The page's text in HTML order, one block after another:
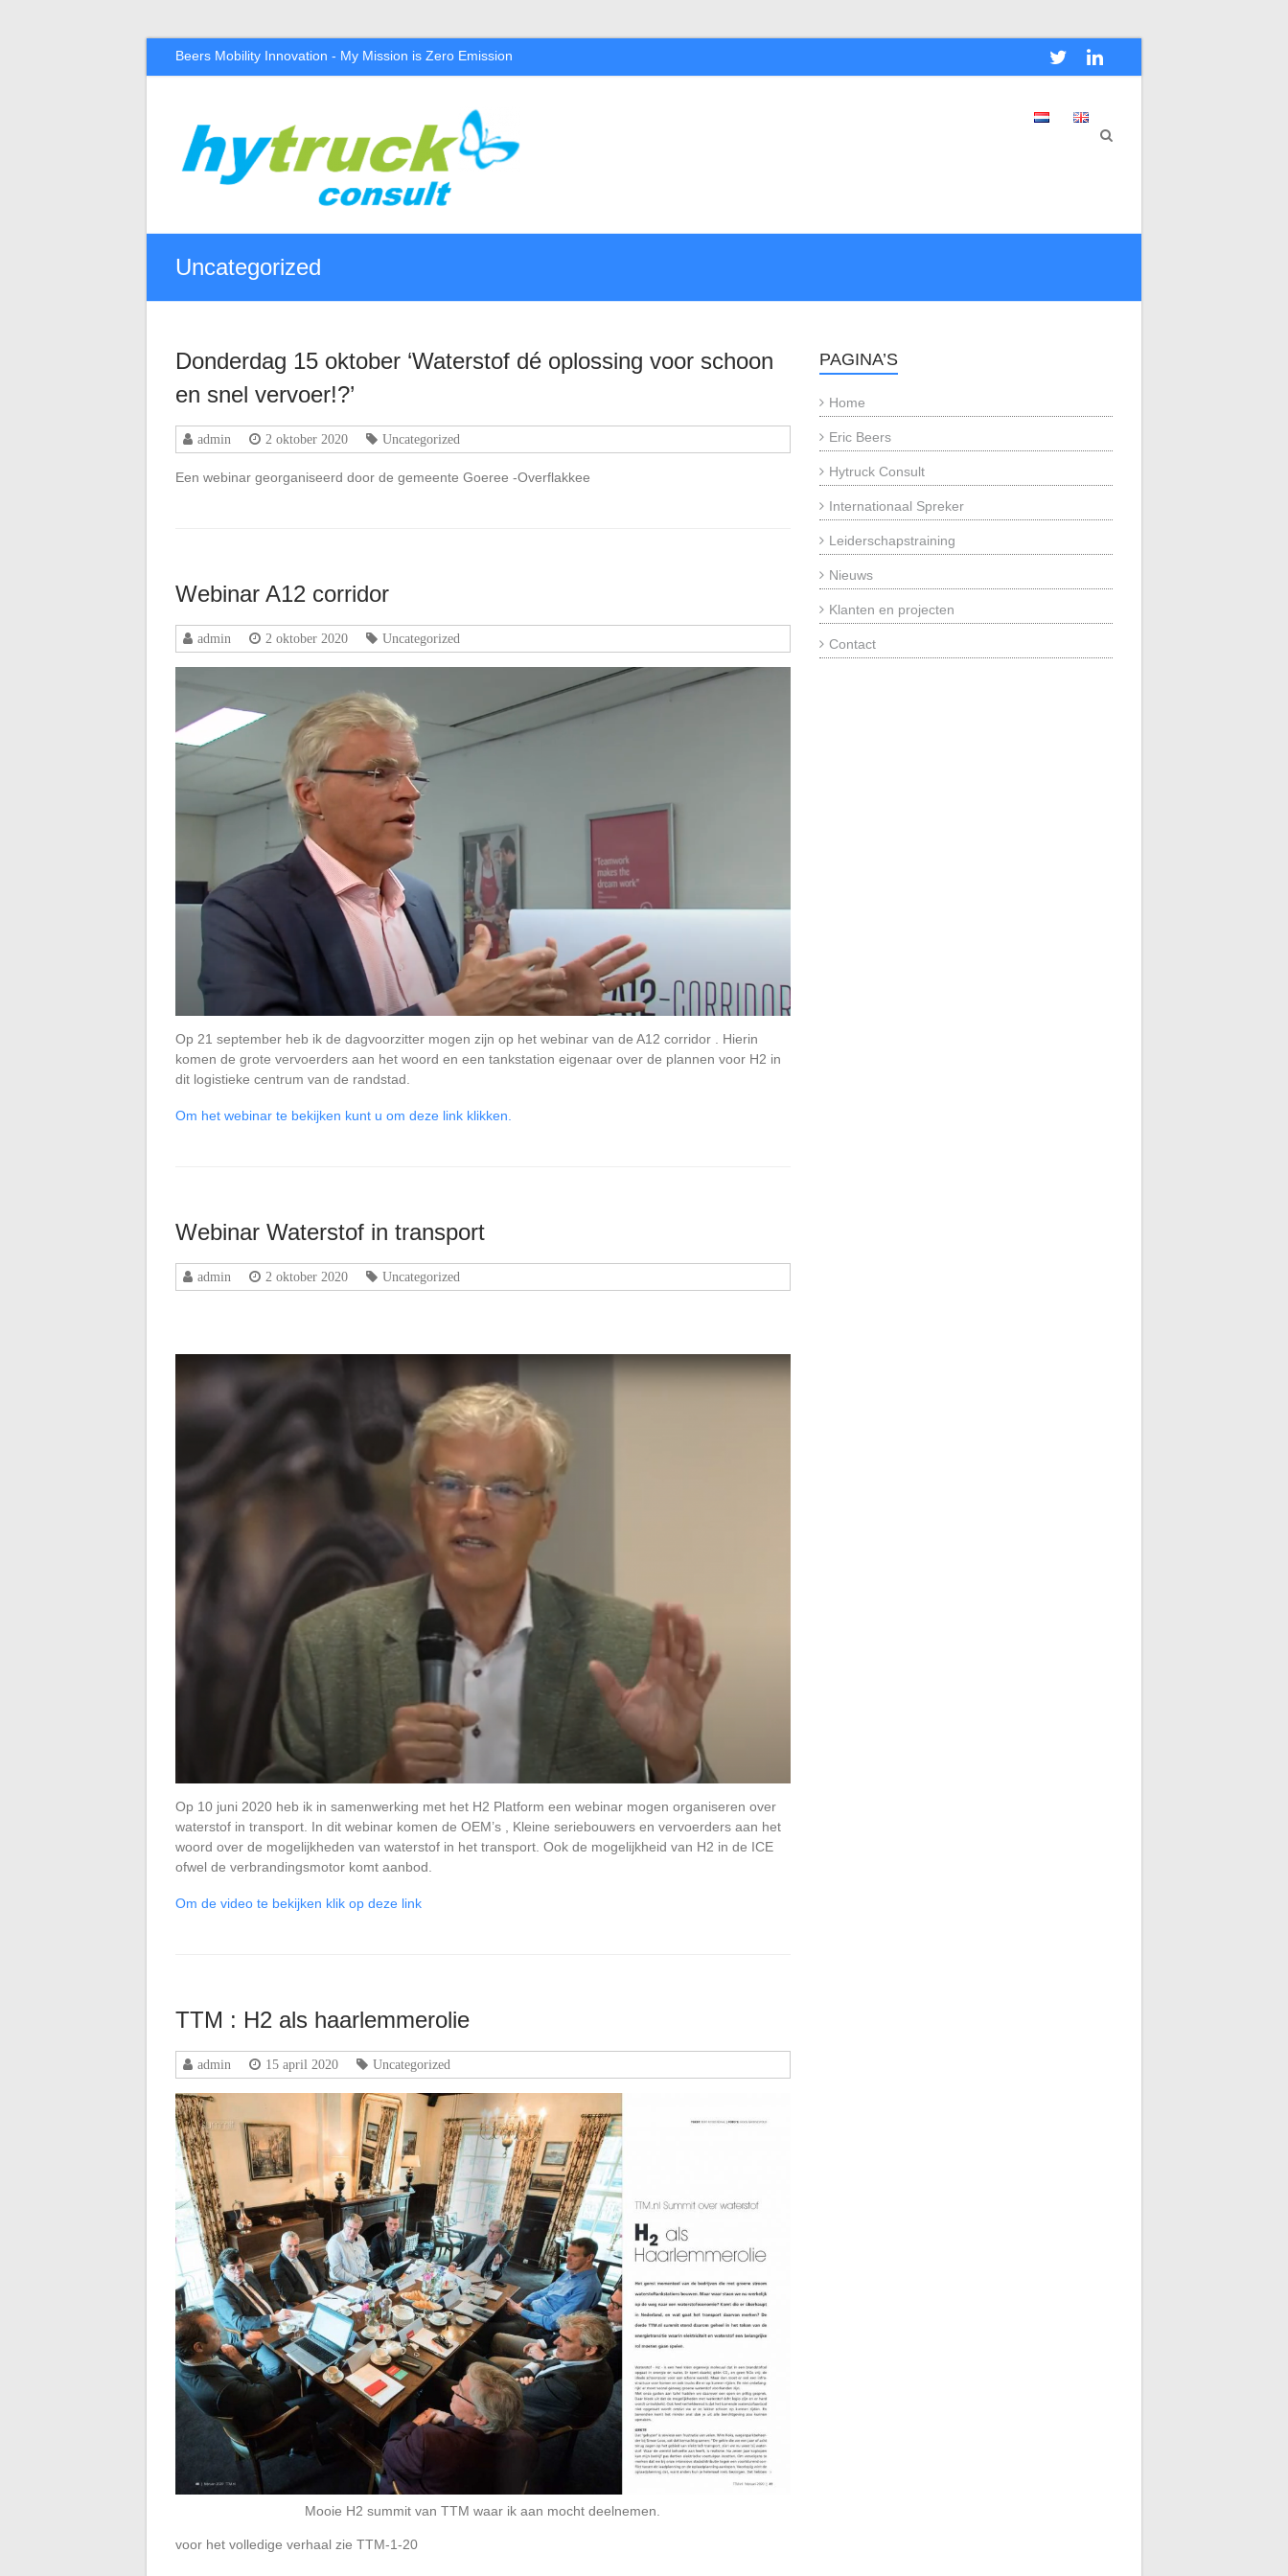
Beers Mobility Innovation - My Mission is Zero Emission
Hytruck
Consult
The
Is
Uncategorized
Donderdag 15 oktober ‘Waterstof dé oplossing voor schoon
en snel vervoer!?’
admin 2 oktober 2020 Uncategorized
Een webinar georganiseerd door de gemeente Goeree -Overflakkee
Webinar A12 corridor
admin 2 oktober 2020 Uncategorized
Op 21 september heb ik de dagvoorzitter mogen zijn op het webinar van de A12 corridor . Hierin
komen de grote vervoerders aan het woord en een tankstation eigenaar over de plannen voor H2 in
dit logistieke centrum van de randstad.
Om het webinar te bekijken kunt u om deze link klikken.
Webinar Waterstof in transport
admin 2 oktober 2020 Uncategorized
Op 10 juni 2020 heb ik in samenwerking met het H2 Platform een webinar mogen organiseren over
waterstof in transport. In dit webinar komen de OEM’s , Kleine seriebouwers en vervoerders aan het
woord over de mogelijkheden van waterstof in het transport. Ook de mogelijkheid van H2 in de ICE
ofwel de verbrandingsmotor komt aanbod.
Om de video te bekijken klik op deze link
TTM : H2 als haarlemmerolie
admin 15 april 2020 Uncategorized
Mooie H2 summit van TTM waar ik aan mocht deelnemen.
voor het volledige verhaal zie TTM-1-20
PAGINA’S
Home
Eric Beers
Hytruck Consult
Internationaal Spreker
Leiderschapstraining
Nieuws
Klanten en projecten
Contact